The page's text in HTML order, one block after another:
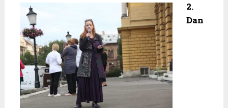
2.
Dan